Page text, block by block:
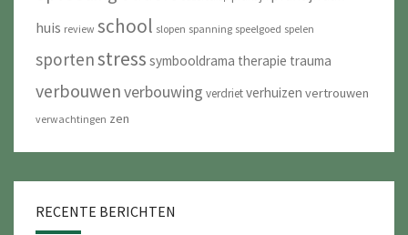
huis review school slopen spanning speelgoed spelen
sportenstress symbooldrama therapie trauma
verbouwenverbouwing verdrietverhuizen vertrouwen
verwachtingen zen
RECENTE BERICHTEN